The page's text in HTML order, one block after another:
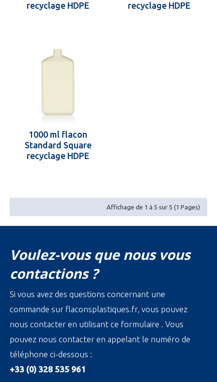
recyclage HDPE
recyclage HDPE
1000 ml flacon
Standard Square
recyclage HDPE
Affichage de 1 à 5 sur 5 (1 Pages)
Voulez-vous que nous vous
contactions ?
Si vous avez des questions concernant une
commande sur flaconsplastiques.fr, vous pouvez
nous contacter en utilisant ce formulaire . Vous
pouvez nous contacter en appelant le numéro de
téléphone ci-dessous :
+33 (0) 328 535 961